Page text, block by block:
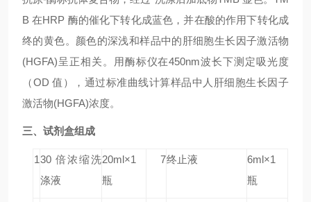
B 在HRP 酶的催化下转化成蓝色，并在酸的作用下转化成
终的黄色。颜色的深浅和样品中的 肝细胞生长因子激活物
(HGFA)呈正相关。用酶标仪在450nm波长下测定吸光度
（OD 值），通过标准曲线计算样品中人 肝细胞生长因子
激活物(HGFA)浓度。
三、试剂盒组成
130 倍浓缩洗
涤液
20ml×1
瓶
7终止液
6ml×1
瓶